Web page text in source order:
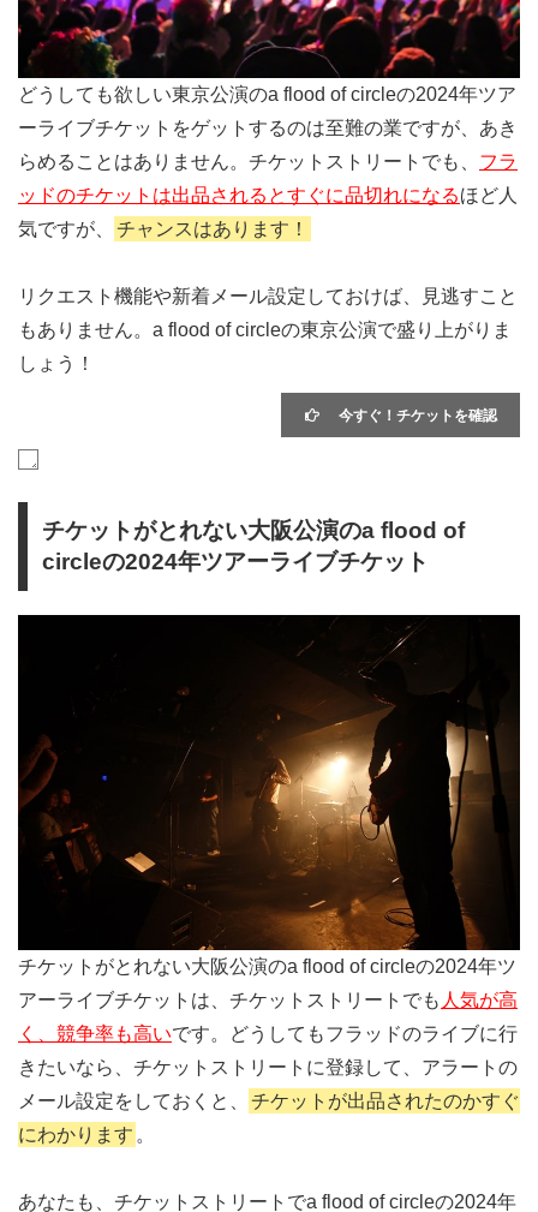
どうしても欲しい東京公演のa flood of circleの2024年ツア
ーライブチケットをゲットするのは至難の業ですが、あき
らめることはありません。チケットストリートでも、 フラ
ッドのチケットは出品されるとすぐに品切れになるほど人
気ですが、
チャンスはあります！
リクエスト機能や新着メール設定しておけば、見逃すこと
もありません。a flood of circleの東京公演で盛り上がりま
しょう！
今すぐ！チケットを確認
チケットがとれない大阪公演のa flood of
circleの2024年ツアーライブチケット
チケットがとれない大阪公演のa flood of circleの2024年ツ
アーライブチケットは、チケットストリートでも 人気が高
く、競争率も高いです。どうしてもフラッドのライブに行
きたいなら、チケットストリートに登録して、アラートの
メール設定をしておくと、
チケットが出品されたのかすぐ
にわかります 。
あなたも、チケットストリートでa flood of circleの2024年